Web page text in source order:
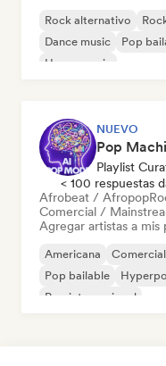
Rock alternativo
Dance music
Pop
House music
NUEVO
Playlist
< 100 respuestas
Afrobeat / Afropop
Comercial /
Agregar artistas a
Americana
Pop bailable
Pop internacional